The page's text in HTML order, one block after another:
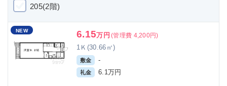
205(2階)
NEW 6.15万円 (管理費 4,200円)
1Ｋ(30.66㎡)
敷金 -
礼金 6.1万円